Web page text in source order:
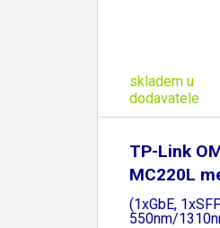
skladem u
dodavatele
TP-Link
MC220L
konvertor
(1xGbE,
550nm/